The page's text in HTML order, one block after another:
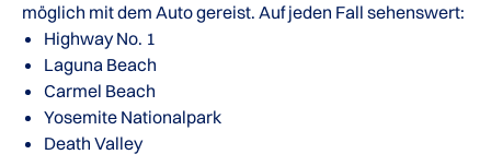
möglich mit dem Auto gereist. Auf jeden Fall sehenswert:
Highway No. 1
Laguna Beach
Carmel Beach
Yosemite Nationalpark
Death Valley